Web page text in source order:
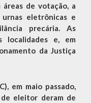
de votação, a
eletrônicas e
precária. As
localidades e, em
da Justiça
em maio passado,
eleitor deram de